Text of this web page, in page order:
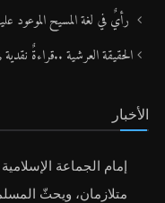
رأيٌ في لغة المسيح الموعود عليه السلام ..1 في محنة
الحقيقة العرشية ..قراءةٌ
الأخبار
إمام الجماعة
متلازمان، ويحثّ